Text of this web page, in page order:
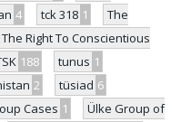
4 tck 318 1
The
Right To Conscientious
188 tunus 1
2 tüsiad 6
Cases 1
Ülke Group of